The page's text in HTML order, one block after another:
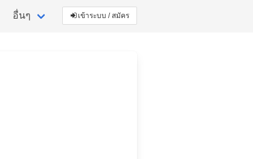
อื่นๆ เข้าระบบ / สมัคร